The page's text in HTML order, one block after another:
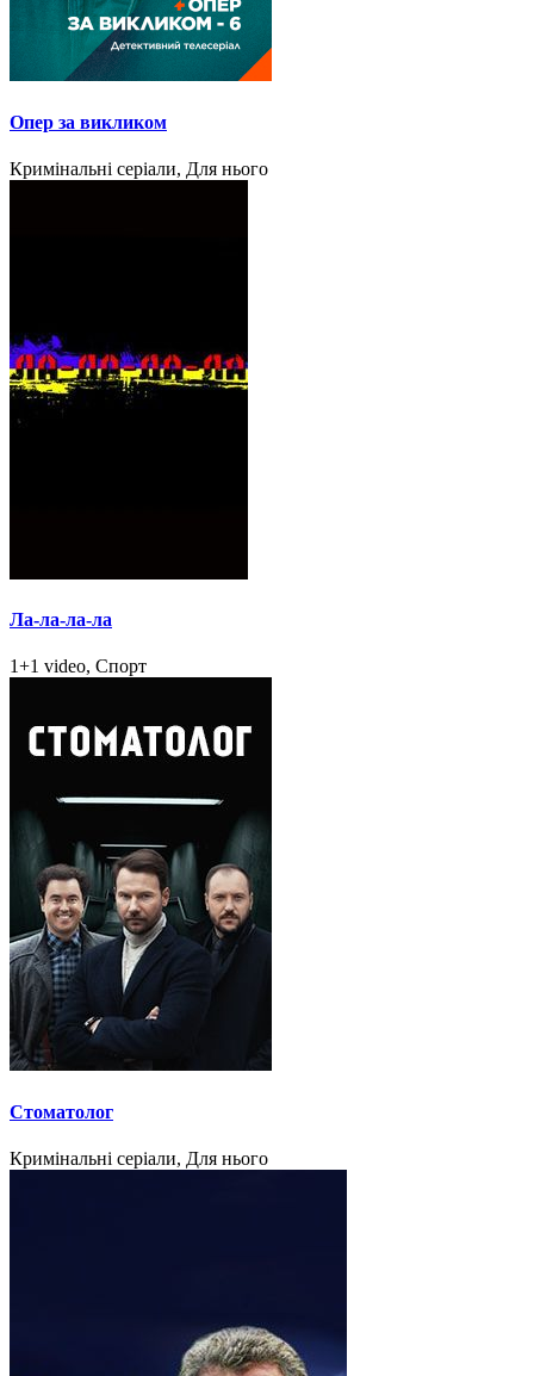
Опер за викликом
Кримінальні серіали, Для нього
Ла-ла-ла-ла
1+1 video, Спорт
Стоматолог
Кримінальні серіали, Для нього